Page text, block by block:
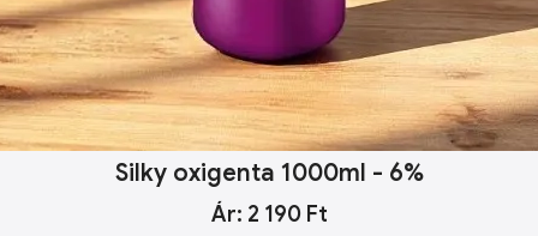
Silky oxigenta 1000ml - 6%
Ár: 2 190 Ft